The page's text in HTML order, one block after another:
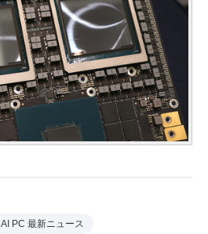
AI PC 最新ニュース